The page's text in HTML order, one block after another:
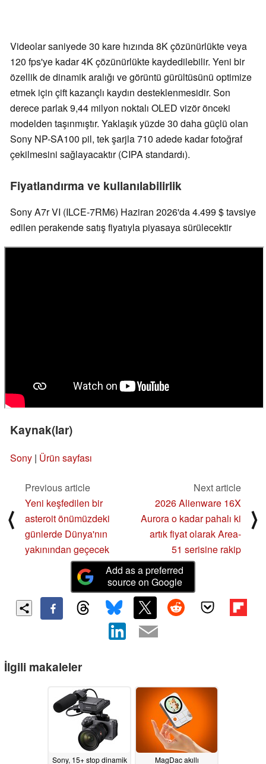
Videolar saniyede 30 kare hızında 8K çözünürlükte veya
120 fps'ye kadar 4K çözünürlükte kaydedilebilir. Yeni bir
özellik de dinamik aralığı ve görüntü gürültüsünü optimize
etmek için çift kazançlı kaydın desteklenmesidir. Son
derece parlak 9,44 milyon noktalı OLED vizör önceki
modelden taşınmıştır. Yaklaşık yüzde 30 daha güçlü olan
Sony NP-SA100 pil, tek şarjla 710 adede kadar fotoğraf
çekilmesini sağlayacaktır (CIPA standardı).
Fiyatlandırma ve kullanılabilirlik
Sony A7r VI (ILCE-7RM6) Haziran 2026'da 4.499 $ tavsiye
edilen perakende satış fiyatıyla piyasaya sürülecektir
Kaynak(lar)
Sony | Ürün sayfası
⟨
Previous article
Yeni keşfedilen bir
asteroit önümüzdeki
günlerde Dünya'nın
yakınından geçecek
Next article
2026 Alienware 16X
Aurora o kadar pahalı ki
artık fiyat olarak Area-
51 serisine rakip
⟩
Add as a preferred
source on Google
İlgili makaleler
Sony, 15+ stop dinamik
MagDac akıllı